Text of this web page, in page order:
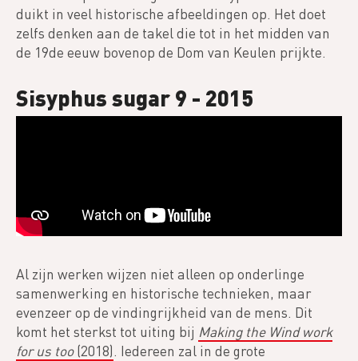
duikt in veel historische afbeeldingen op. Het doet
zelfs denken aan de takel die tot in het midden van
de 19de eeuw bovenop de Dom van Keulen prijkte.
Sisyphus sugar 9 - 2015
Al zijn werken wijzen niet alleen op onderlinge
samenwerking en historische technieken, maar
evenzeer op de vindingrijkheid van de mens. Dit
komt het sterkst tot uiting bij Making the Wind work
for us too(2018). Iedereen zal in de grote